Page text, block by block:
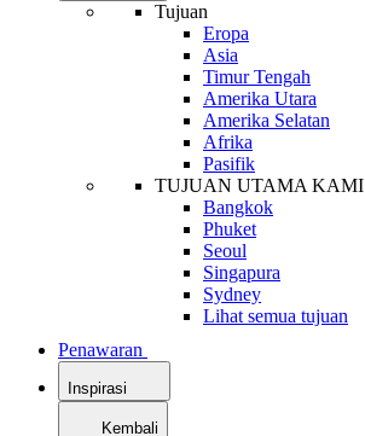
Tujuan
Eropa
Asia
Timur Tengah
Amerika Utara
Amerika Selatan
Afrika
Pasifik
TUJUAN UTAMA KAMI
Bangkok
Phuket
Seoul
Singapura
Sydney
Lihat semua tujuan
Penawaran
Inspirasi
Kembali